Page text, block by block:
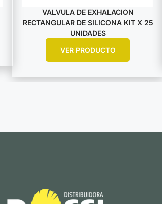
VALVULA DE EXHALACION
RECTANGULAR DE SILICONA KIT X 25
UNIDADES
VER PRODUCTO